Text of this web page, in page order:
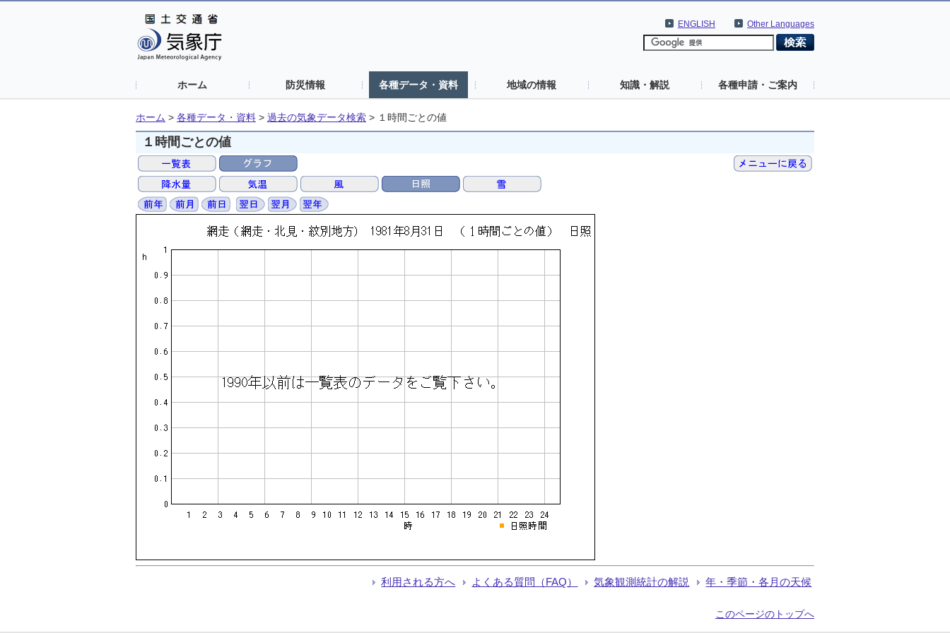
Other Languages
ENGLISH
ホーム 防災情報 各種データ・資料 地域の情報 知識・解説 各種申請・ご案内
ホーム > 各種データ・資料 > 過去の気象データ検索 > １時間ごとの値
１時間ごとの値
利用される方へ よくある質問（FAQ） 気象観測統計の解説 年・季節・各月の天候
このページのトップへ